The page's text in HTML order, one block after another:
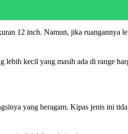
12 inch. Namun, jika
kecil yang masih ada di range
yang beragam. Kipas jenis ini